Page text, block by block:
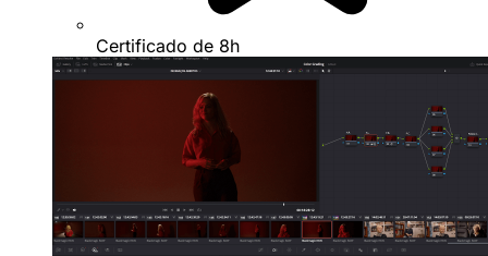
Certificado de 8h